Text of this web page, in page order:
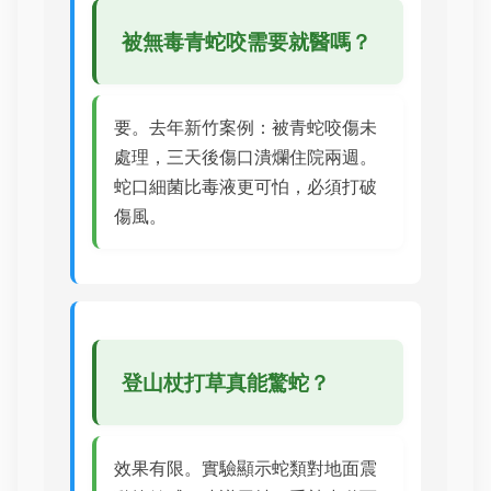
被無毒青蛇咬需要就醫嗎？
要。去年新竹案例：被青蛇咬傷未
處理，三天後傷口潰爛住院兩週。
蛇口細菌比毒液更可怕，必須打破
傷風。
登山杖打草真能驚蛇？
效果有限。實驗顯示蛇類對地面震